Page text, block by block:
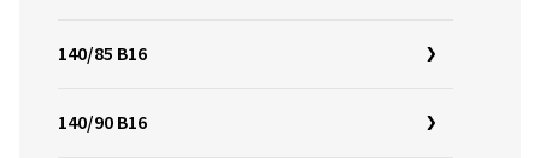
140/85 B16
140/90 B16